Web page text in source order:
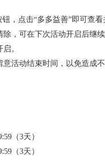
，点击“多多益善”即可查看
，可在下次活动开启后继续
。
活动结束时间，以免造成
（3天）
（3天）